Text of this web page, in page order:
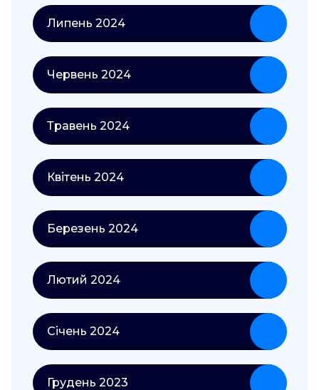
Липень 2024
Червень 2024
Травень 2024
Квітень 2024
Березень 2024
Лютий 2024
Січень 2024
Грудень 2023